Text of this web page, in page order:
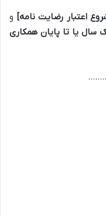
اعتبار رضایت نامه] و
سال یا تا پایان همکاری